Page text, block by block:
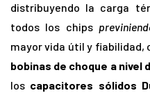
distribuyendo la carga
todos los chips
mayor vida útil y
bobinas de choque a nivel
los capacitores sólidos